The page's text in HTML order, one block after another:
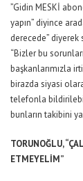
”Gidin MESKİ
yapın” diyince
derecede” diyerek
“Bizler bu
başkanlarımızla
birazda siyasi
telefonla
bunların takibini
TORUNOĞLU,
ETMEYELİM”